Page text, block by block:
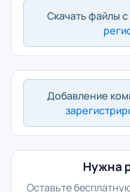
Скачать файлы
Добавление
Нужна
Оставьте